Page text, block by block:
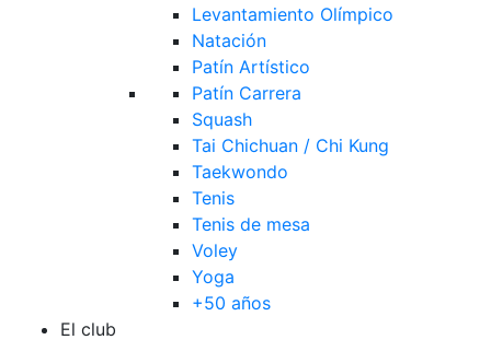
Levantamiento Olímpico
Natación
Patín Artístico
Patín Carrera
Squash
Tai Chichuan / Chi Kung
Taekwondo
Tenis
Tenis de mesa
Voley
Yoga
+50 años
El club